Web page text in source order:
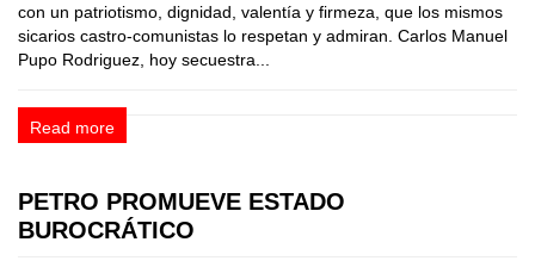
con un patriotismo, dignidad, valentía y firmeza, que los mismos
sicarios castro-comunistas lo respetan y admiran. Carlos Manuel
Pupo Rodriguez, hoy secuestra...
Read more
PETRO PROMUEVE ESTADO
BUROCRÁTICO